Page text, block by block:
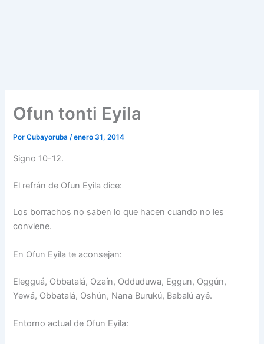
Ofun tonti Eyila
PorCubayoruba/enero 31, 2014
Signo 10-12.
El refrán de Ofun Eyila dice:
Los borrachos no saben lo que hacen cuando no les
conviene.
En Ofun Eyila te aconsejan:
Elegguá, Obbatalá, Ozaín, Odduduwa, Eggun, Oggún,
Yewá, Obbatalá, Oshún, Nana Burukú, Babalú ayé.
Entorno actual de Ofun Eyila: